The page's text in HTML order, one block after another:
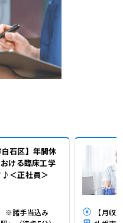
白石区】年間休
ける臨床工学
♪＜正社員＞
※諸手当込み
【月収